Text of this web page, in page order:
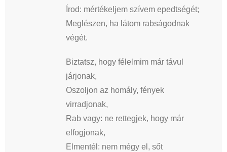
Írod: mértékeljem szívem epedtségét;
Meglészen, ha látom rabságodnak
végét.
Biztatsz, hogy félelmim már távul
járjonak,
Oszoljon az homály, fények
virradjonak,
Rab vagy: ne rettegjek, hogy már
elfogjonak,
Elmentél: nem mégy el, sőt